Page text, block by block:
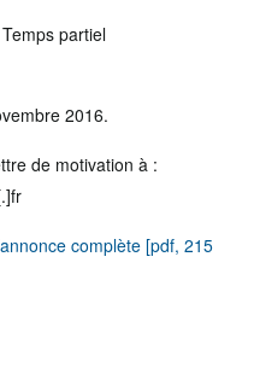
partiel
2016.
de motivation à :
complète [pdf, 215